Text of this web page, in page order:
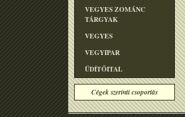
VEGYES ZOMÁNC
TÁRGYAK
VEGYES
VEGYIPAR
ÜDÍTÕITAL
Cégek szerinti csoportás